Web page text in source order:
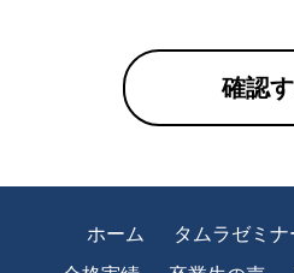
確認
ホーム タムラゼミ